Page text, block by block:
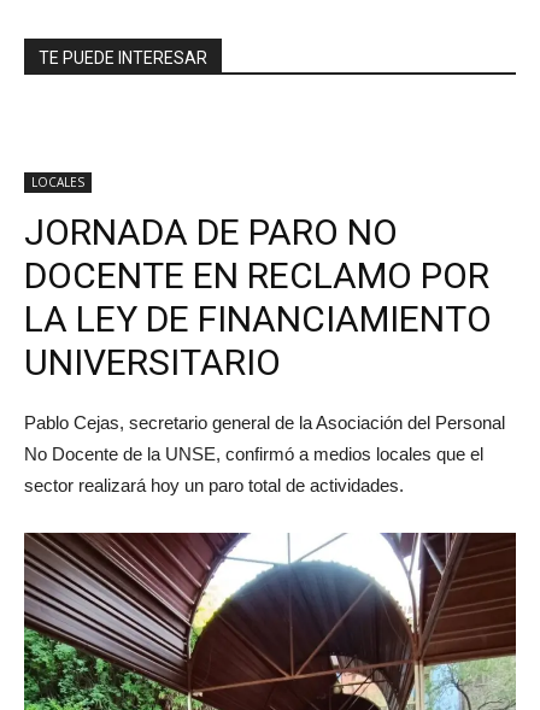
TE PUEDE INTERESAR